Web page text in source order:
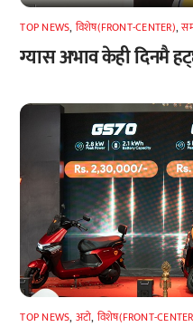
TOP NEWS, विशेष(FRONT-CENTER),
ग्यास अभाव केही दिनमै
TOP NEWS, अटाे, विशेष(FRONT-